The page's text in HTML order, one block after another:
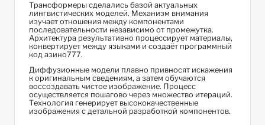
Трансформеры сделались базой актуальных
лингвистических моделей. Механизм внимания
изучает отношения между компонентами
последовательности независимо от промежутка.
Архитектура результативно процессирует материалы,
конвертирует между языками и создаёт программный
код азино777.
Диффузионные модели плавно привносят искажения
к оригинальным сведениям, а затем обучаются
воссоздавать чистое изображение. Процесс
осуществляется пошагово через множество итераций.
Технология генерирует высококачественные
изображения с детальной разработкой компонентов.